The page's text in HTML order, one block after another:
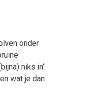
onder
niks in‘.
wat je dan